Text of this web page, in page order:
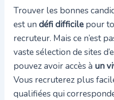
Trouver les bonnes
est un défi difficilepour
recruteur. Mais ce n’est
vaste sélection de sites
pouvez avoir accès à un
Vous recruterez plus
qualifiées qui